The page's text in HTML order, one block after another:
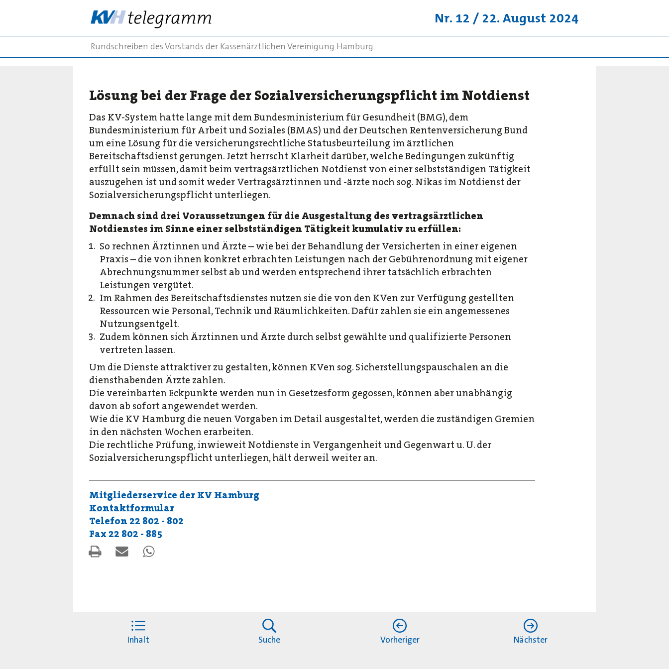
Nr. 12 / 22. August 2024
Rundschreiben des Vorstands der Kassenärztlichen Vereinigung Hamburg
Inhalt Suche Vorheriger Nächster
Lösung bei der Frage der Sozialversicherungspflicht im Notdienst
Das KV-System hatte lange mit dem Bundesministerium für Gesundheit (BMG), dem
Bundesministerium für Arbeit und Soziales (BMAS) und der Deutschen Rentenversicherung Bund
um eine Lösung für die versicherungsrechtliche Statusbeurteilung im ärztlichen
Bereitschaftsdienst gerungen. Jetzt herrscht Klarheit darüber, welche Bedingungen zukünftig
erfüllt sein müssen, damit beim vertragsärztlichen Notdienst von einer selbstständigen Tätigkeit
auszugehen ist und somit weder Vertragsärztinnen und -ärzte noch sog. Nikas im Notdienst der
Sozialversicherungspflicht unterliegen.
Demnach sind drei Voraussetzungen für die Ausgestaltung des vertragsärztlichen
Notdienstes im Sinne einer selbstständigen Tätigkeit kumulativ zu erfüllen:
So rechnen Ärztinnen und Ärzte – wie bei der Behandlung der Versicherten in einer eigenen
Praxis – die von ihnen konkret erbrachten Leistungen nach der Gebührenordnung mit eigener
Abrechnungsnummer selbst ab und werden entsprechend ihrer tatsächlich erbrachten
Leistungen vergütet.
Im Rahmen des Bereitschaftsdienstes nutzen sie die von den KVen zur Verfügung gestellten
Ressourcen wie Personal, Technik und Räumlichkeiten. Dafür zahlen sie ein angemessenes
Nutzungsentgelt.
Zudem können sich Ärztinnen und Ärzte durch selbst gewählte und qualifizierte Personen
vertreten lassen.
Um die Dienste attraktiver zu gestalten, können KVen sog. Sicherstellungspauschalen an die
diensthabenden Ärzte zahlen.
Die vereinbarten Eckpunkte werden nun in Gesetzesform gegossen, können aber unabhängig
davon ab sofort angewendet werden.
Wie die KV Hamburg die neuen Vorgaben im Detail ausgestaltet, werden die zuständigen Gremien
in den nächsten Wochen erarbeiten.
Die rechtliche Prüfung, inwieweit Notdienste in Vergangenheit und Gegenwart u. U. der
Sozialversicherungspflicht unterliegen, hält derweil weiter an.
Mitgliederservice der KV Hamburg
Kontaktformular
Telefon 22 802 - 802
Fax 22 802 - 885